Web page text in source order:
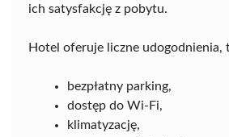
ich satysfakcję z pobytu.
Hotel oferuje liczne udogodnienia,
bezpłatny parking,
dostęp do Wi-Fi,
klimatyzację,